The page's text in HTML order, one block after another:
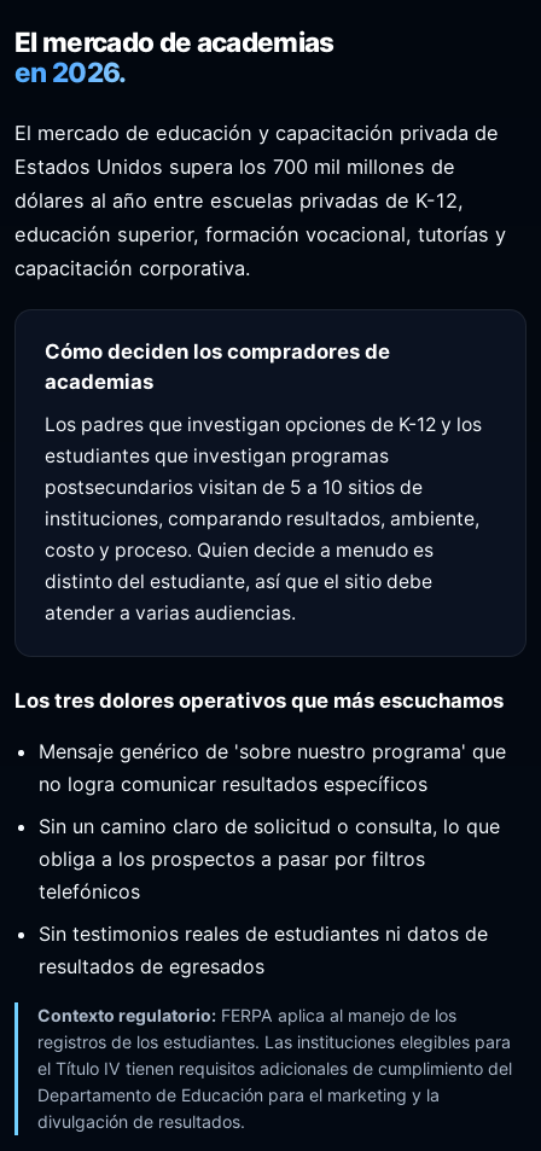
El mercado de academias
en 2026.
El mercado de educación y capacitación privada de
Estados Unidos supera los 700 mil millones de
dólares al año entre escuelas privadas de K-12,
educación superior, formación vocacional, tutorías y
capacitación corporativa.
Cómo deciden los compradores de
academias
Los padres que investigan opciones de K-12 y los
estudiantes que investigan programas
postsecundarios visitan de 5 a 10 sitios de
instituciones, comparando resultados, ambiente,
costo y proceso. Quien decide a menudo es
distinto del estudiante, así que el sitio debe
atender a varias audiencias.
Los tres dolores operativos que más escuchamos
Mensaje genérico de 'sobre nuestro programa' que
no logra comunicar resultados específicos
Sin un camino claro de solicitud o consulta, lo que
obliga a los prospectos a pasar por filtros
telefónicos
Sin testimonios reales de estudiantes ni datos de
resultados de egresados
Contexto regulatorio: FERPA aplica al manejo de los
registros de los estudiantes. Las instituciones elegibles para
el Título IV tienen requisitos adicionales de cumplimiento del
Departamento de Educación para el marketing y la
divulgación de resultados.